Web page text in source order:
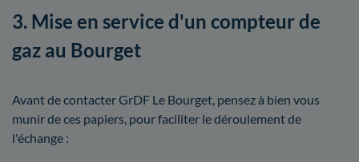
3. Mise en service d'un compteur de
gaz au Bourget
Avant de contacter GrDF Le Bourget, pensez à bien vous
munir de ces papiers, pour faciliter le déroulement de
l'échange :